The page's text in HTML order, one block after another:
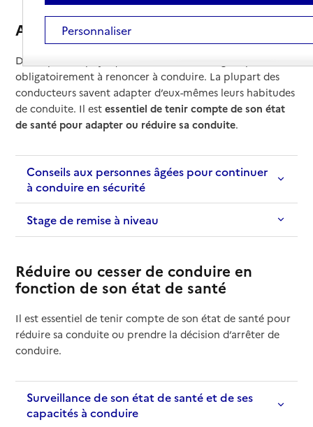
Adapter sa conduite
Des capacités physiques amoindries n’obligent pas
obligatoirement à renoncer à conduire. La plupart des
conducteurs savent adapter d’eux-mêmes leurs habitudes
de conduite. Il estessentiel de tenir compte de son état
de santé pour adapter ou réduire sa conduite.
Conseils aux personnes âgées pour continuer
à conduire en sécurité
Stage de remise à niveau
Réduire ou cesser de conduire en
fonction de son état de santé
Il est essentiel de tenir compte de son état de santé pour
réduire sa conduite ou prendre la décision d’arrêter de
conduire.
Surveillance de son état de santé et de ses
capacités à conduire
Personnaliser